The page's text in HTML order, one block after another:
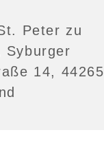
Peter zu
Syburger
14, 44265